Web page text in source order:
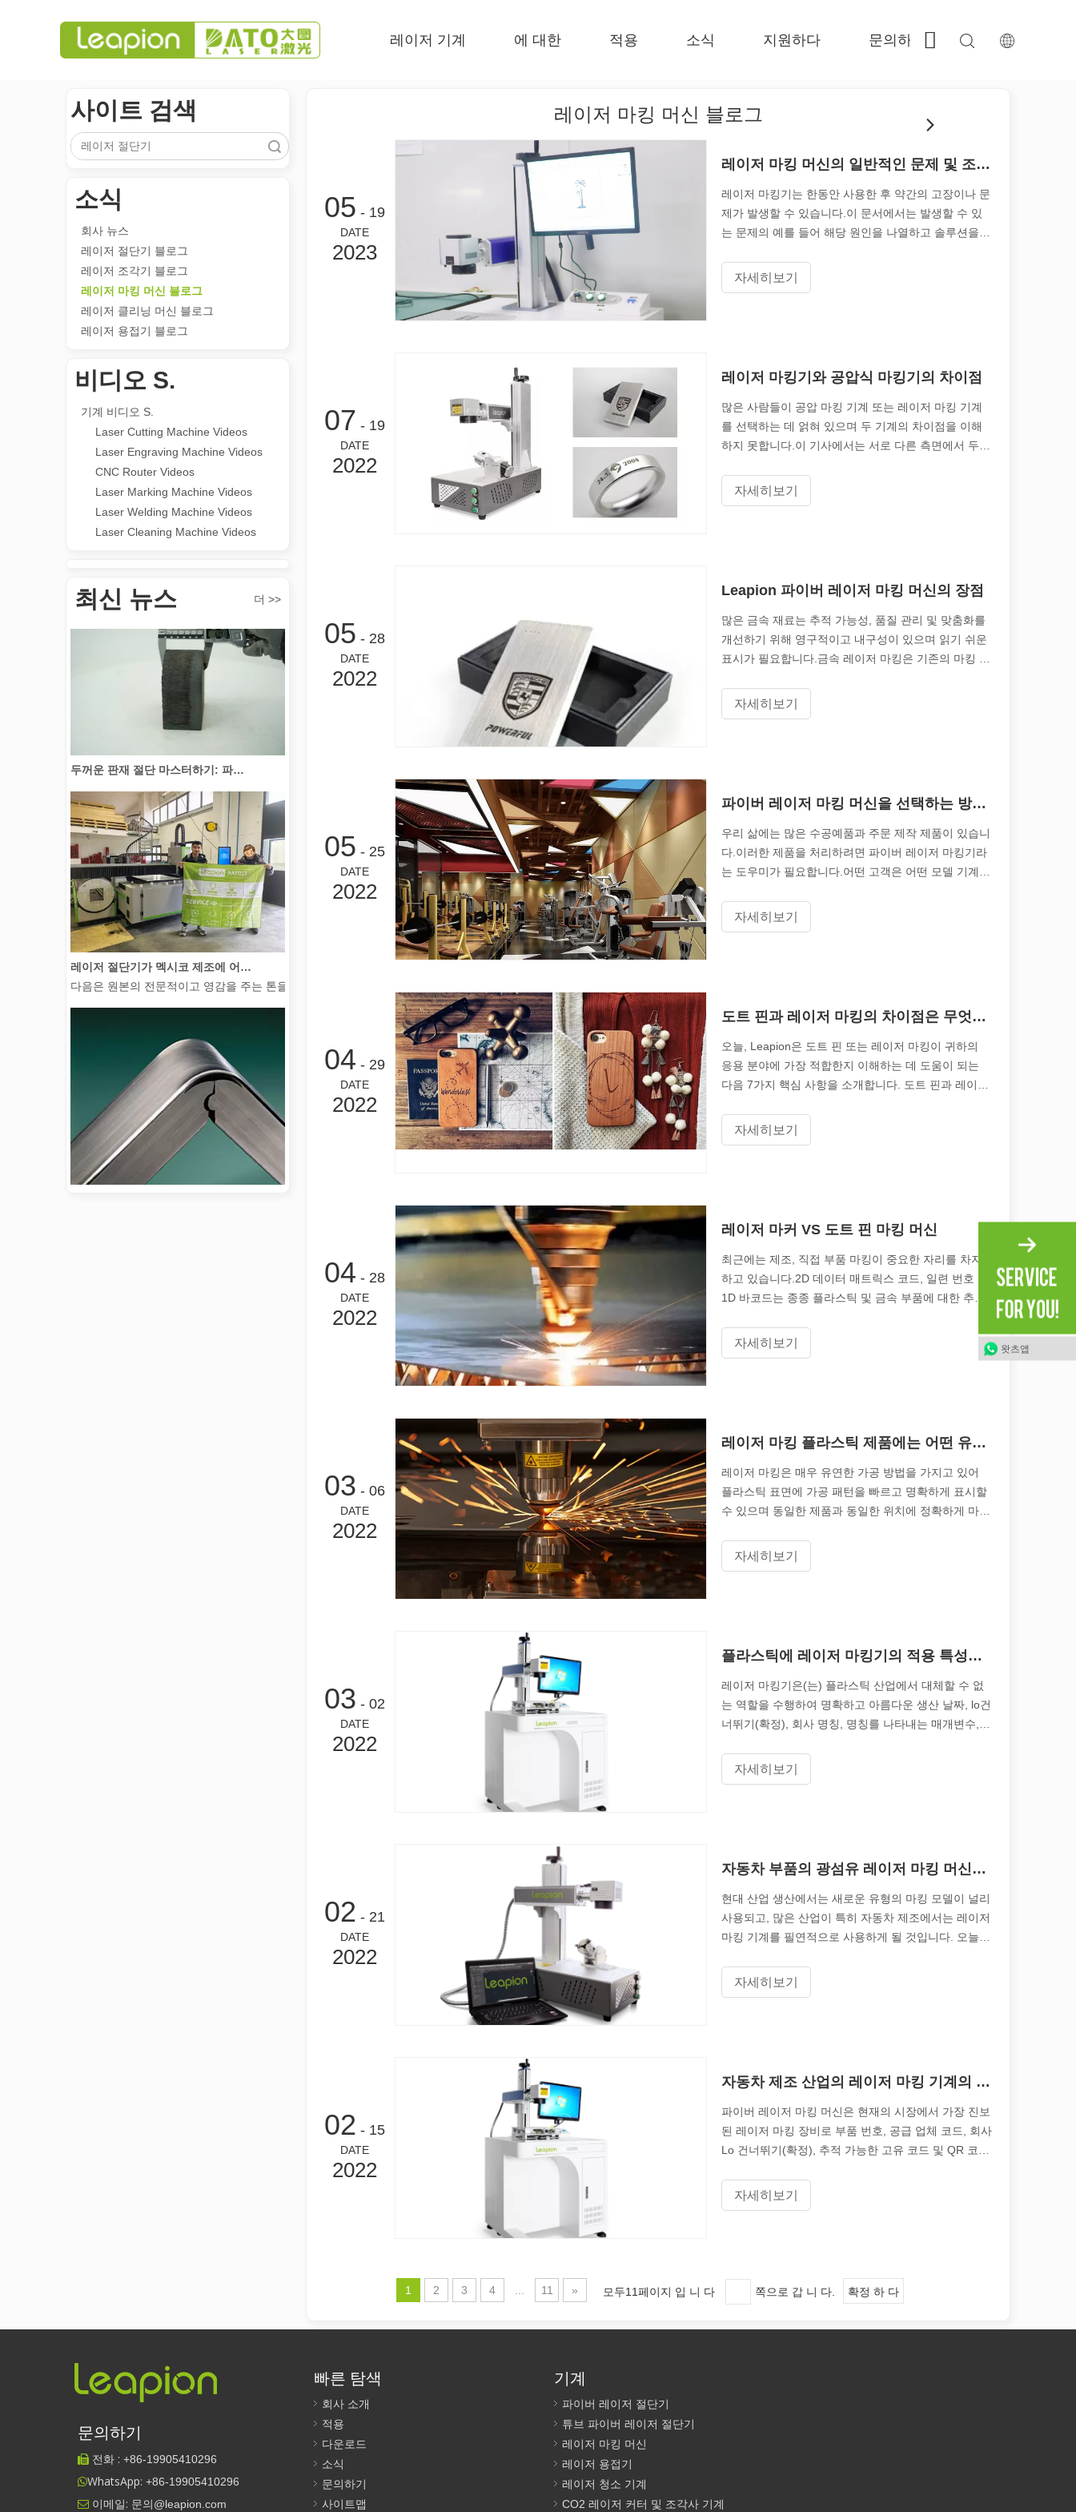
레이저 기계 에 대한 적용 소식 지원하다 문의하기
사이트 검색
소식
회사 뉴스
레이저 절단기 블로그
레이저 조각기 블로그
레이저 마킹 머신 블로그
레이저 클리닝 머신 블로그
레이저 용접기 블로그
비디오 S.
기계 비디오 S.
Laser Cutting Machine Videos
Laser Engraving Machine Videos
CNC Router Videos
Laser Marking Machine Videos
Laser Welding Machine Videos
Laser Cleaning Machine Videos
최신 뉴스 더 >>
레이저 마킹 머신의 다목적 적용 s 및 뛰어난 기능은 현대식 제조 및 산업 환경으로, 레이저 마킹 머신은 필수적인 도구로 등장하여 제품이 표시되고 식별되는 방식에 혁명을 일으켰습니다. 다양한 산업에
두꺼운 판재 절단 마스터하기: 파이버 레이저 절단기가 제조를 혁신하는 방법
레이저 절단기가 멕시코 제조에 어떻게 힘을 실어주고 있습니까?
다음은 원본의 전문적이고 영감을 주는 톤을 유지하면서 전 세계 청중을 위해 맞춤화된 블로그 게시물의 영어 버전입니다. 태평양을 가로질러 빛나는: 레이저 절단 기계가 멕시코 제조에 힘을 실어주는 방
2026 가이드: 파이버 레이저 튜브 절단기가 파이프 제조를 혁신하는 방법 빠르게 발전하는 금속 제조 세계에서 효율성과 정밀도는 더 이상 '경쟁 우위'가 아니라 생존을 위한 요구 사항입니다. 귀하의 작
튜브 레이저 절단은 빠르게 발전하는 제조 산업의 핵심 기술입니다. 높은 정밀도와 효율성으로 다양한 금속 튜브를 처리할 수 있습니다. 이 블로그 게시물에서는 레이저 튜브 절단에 관한 가장 일반적인
레이저 절단 금속은 금속 가공에 널리 사용되는 정밀 방법입니다. 높은 정밀도와 낮은 폐기물로 다양한 재료를 절단할 수 있습니다. 이 기사에서는 레이저로 절단할 수 있는 금속의 최대 두께와 이에 영향
레이저 절단이란 무엇입니까? 조각의 과학핵심적으로 레이저 절단은 집중된 고출력 레이저 빔을 사용하여 재료를 맞춤형 모양과 디자인으로 절단하는 제조 공정입니다. 기계적 힘과 물리적 도구에 의존
표면 처리 및 복원 분야에서는 레이저 제거 페인트가 선도적인 기술입니다. 이 방법은 효율적이고 안전한 페인트 제거를 위한 첨단 솔루션을 제공합니다. 이 기사에서는 레이저 페인트 제거 작업의 탁월
레이저 마킹 머신 블로그
05 - 19
DATE
2023
레이저 마킹 머신의 일반적인 문제 및 조정 방법
레이저 마킹기는 한동안 사용한 후 약간의 고장이나 문
제가 발생할 수 있습니다.이 문서에서는 발생할 수 있
는 문제의 예를 들어 해당 원인을 나열하고 솔루션을
자세히보기
07 - 19
DATE
2022
레이저 마킹기와 공압식 마킹기의 차이점
많은 사람들이 공압 마킹 기계 또는 레이저 마킹 기계
를 선택하는 데 얽혀 있으며 두 기계의 차이점을 이해
하지 못합니다.이 기사에서는 서로 다른 측면에서 두
계를 참조할 수 있습니다
자세히보기
05 - 28
DATE
2022
Leapion 파이버 레이저 마킹 머신의 장점
많은 금속 재료는 추적 가능성, 품질 관리 및 맞춤화를
개선하기 위해 영구적이고 내구성이 있으며 읽기 쉬운
표시가 필요합니다.금속 레이저 마킹은 기존의 마킹 기
를 충족합니다.당사의 레이저 기계는 다양한 레이저 파
장을 사용합니다.
자세히보기
05 - 25
DATE
2022
파이버 레이저 마킹 머신을 선택하는 방법?
우리 삶에는 많은 수공예품과 주문 제작 제품이 있습니
다.이러한 제품을 처리하려면 파이버 레이저 마킹기라
는 도우미가 필요합니다.어떤 고객은 어떤 모델 기계가
니다.이제 Leapion이 해결을 도와드립니다.
자세히보기
04 - 29
DATE
2022
도트 핀과 레이저 마킹의 차이점은 무엇입니까?
오늘, Leapion은 도트 핀 또는 레이저 마킹이 귀하의
응용 분야에 가장 적합한지 이해하는 데 도움이 되는
다음 7가지 핵심 사항을 소개합니다. 도트 핀과 레이저
품질 및 대비와 관련하여 레이저 마킹
자세히보기
04 - 28
DATE
2022
레이저 마커 VS 도트 핀 마킹 머신
최근에는 제조, 직접 부품 마킹이 중요한 자리를 차지
하고 있습니다.2D 데이터 매트릭스 코드, 일련 번호 및
1D 바코드는 종종 플라스틱 및 금속 부품에 대한 추적
하거나 가치가 높은 것으로 간주됩니다.영구성이 필요
한 제조업체
자세히보기
03 - 06
DATE
2022
레이저 마킹 플라스틱 제품에는 어떤 유형의 마킹이 있습니까?
레이저 마킹은 매우 유연한 가공 방법을 가지고 있어
플라스틱 표면에 가공 패턴을 빠르고 명확하게 표시할
수 있으며 동일한 제품과 동일한 위치에 정확하게 마킹
플라스틱 제품에 대한 lo건너뛰기(확정)의 유형을 공유
합니다.
자세히보기
03 - 02
DATE
2022
플라스틱에 레이저 마킹기의 적용 특성은 무엇입니까?
레이저 마킹기은(는) 플라스틱 산업에서 대체할 수 없
는 역할을 수행하여 명확하고 아름다운 생산 날짜, lo건
너뛰기(확정), 회사 명칭, 명칭를 나타내는 매개변수,
에.브랜드 영향력과 사용자 경험을 직접적으로 향상시
킵니다.
자세히보기
02 - 21
DATE
2022
자동차 부품의 광섬유 레이저 마킹 머신의 응용 프로그램은 어떻게됩니까?
현대 산업 생산에서는 새로운 유형의 마킹 모델이 널리
사용되고, 많은 산업이 특히 자동차 제조에서는 레이저
마킹 기계를 필연적으로 사용하게 될 것입니다. 오늘날
계의 적용을 공유합니다. 안에
자세히보기
02 - 15
DATE
2022
자동차 제조 산업의 레이저 마킹 기계의 응용 프로그램이란 무엇입니까?
파이버 레이저 마킹 머신은 현재의 시장에서 가장 진보
된 레이저 마킹 장비로 부품 번호, 공급 업체 코드, 회사
Lo 건너뛰기(확정), 추적 가능한 고유 코드 및 QR 코드
Lapion Laser는 레이저 마킹 마치의 응용 프로그램 장
점을 소개합니다.
자세히보기
1 2 3 4 11 » 모두11페이지 입 니 다 쪽으로 갑 니 다. 확정 하 다
문의하기
 전화 : +86-19905410296
WhatsApp: +86-19905410296
 이메일: 문의@leapion.com
왓츠앱
빠른 탐색
회사 소개
적용
다운로드
소식
문의하기
사이트맵
기계
파이버 레이저 절단기
튜브 파이버 레이저 절단기
레이저 마킹 머신
레이저 용접기
레이저 청소 기계
CO2 레이저 커터 및 조각사 기계